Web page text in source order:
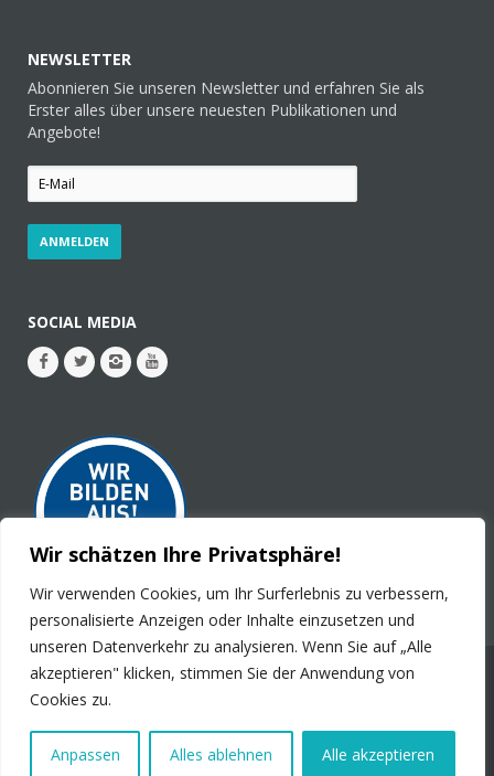
Wir schätzen Ihre Privatsphäre!
Wir verwenden Cookies, um Ihr Surferlebnis zu verbessern,
personalisierte Anzeigen oder Inhalte einzusetzen und
unseren Datenverkehr zu analysieren. Wenn Sie auf „Alle
akzeptieren" klicken, stimmen Sie der Anwendung von
Cookies zu.
Anpassen Alles ablehnen Alle akzeptieren
NEWSLETTER
Abonnieren Sie unseren Newsletter und erfahren Sie als
Erster alles über unsere neuesten Publikationen und
Angebote!
SOCIAL MEDIA
© 2026 - PLURAL Publications GmbH. Alle Rechte
Impressum
Kontakt Stellenanzeigen
Datenschutz